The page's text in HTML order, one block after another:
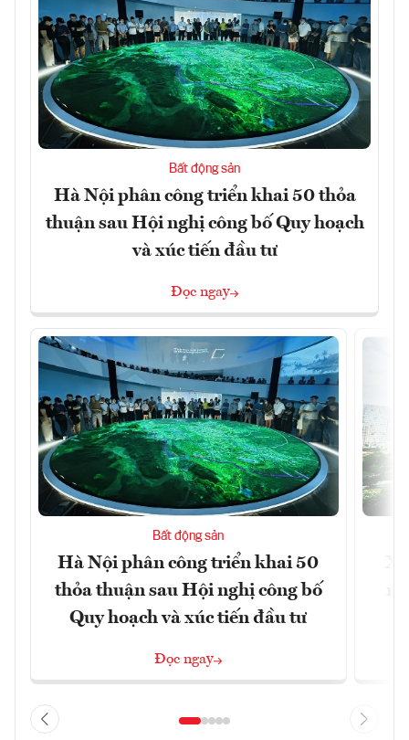
Bất động sản
Hà Nội phân công triển khai 50 thỏa
thuận sau Hội nghị công bố Quy hoạch
và xúc tiến đầu tư
Đọc ngay
Bất động sản
Hà Nội phân công triển khai 50
thỏa thuận sau Hội nghị công bố
Quy hoạch và xúc tiến đầu tư
Đọc ngay